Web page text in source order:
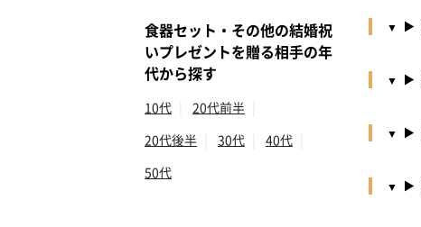
食器セット・その他の結婚祝
いプレゼントを贈る相手の年
代から探す
10代 20代前半
20代後半
30代 40代
50代